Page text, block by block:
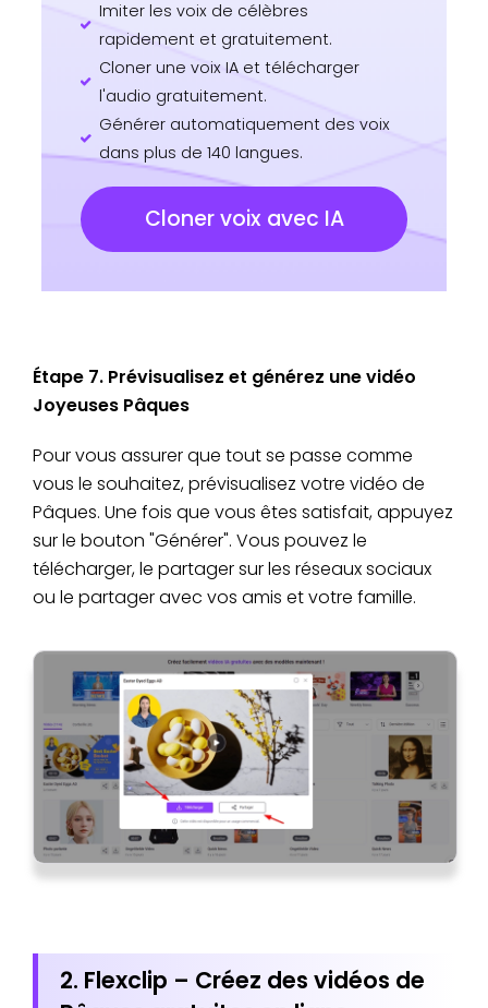
Imiter les voix de célèbres
rapidement et gratuitement.
Cloner une voix IA et télécharger
l'audio gratuitement.
Générer automatiquement des voix
dans plus de 140 langues.
Cloner voix avec IA
Étape 7. Prévisualisez et générez une vidéo
Joyeuses Pâques
Pour vous assurer que tout se passe comme
vous le souhaitez, prévisualisez votre vidéo de
Pâques. Une fois que vous êtes satisfait, appuyez
sur le bouton "Générer". Vous pouvez le
télécharger, le partager sur les réseaux sociaux
ou le partager avec vos amis et votre famille.
2. Flexclip – Créez des vidéos de